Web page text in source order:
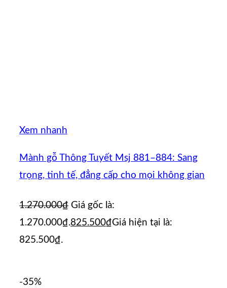
Xem nhanh
Mành gỗ Thông Tuyết Msj 881–884: Sang
trọng, tinh tế, đẳng cấp cho mọi không gian
1.270.000₫ Giá gốc là:
1.270.000₫.825.500₫Giá hiện tại là:
825.500₫.
-35%